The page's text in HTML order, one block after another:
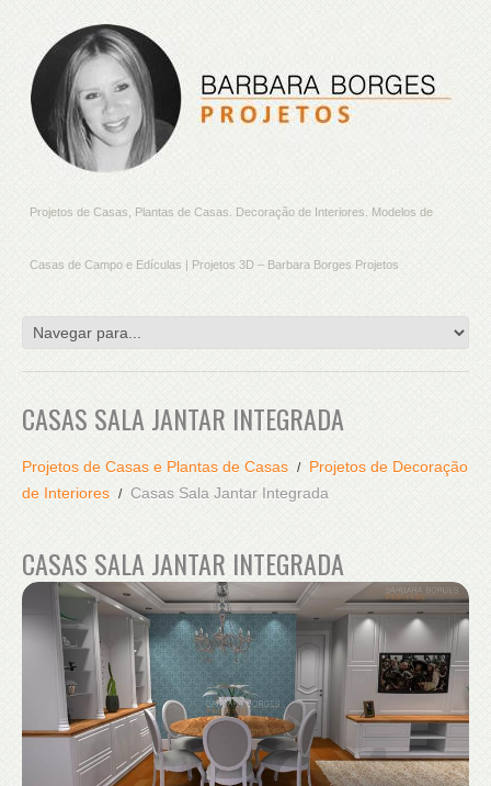
Projetos de Casas, Plantas de Casas. Decoração de Interiores. Modelos de
Casas de Campo e Edículas | Projetos 3D – Barbara Borges Projetos
CASAS SALA JANTAR INTEGRADA
Projetos de Casas e Plantas de Casas
Projetos de Decoração
de Interiores
Casas Sala Jantar Integrada
CASAS SALA JANTAR INTEGRADA